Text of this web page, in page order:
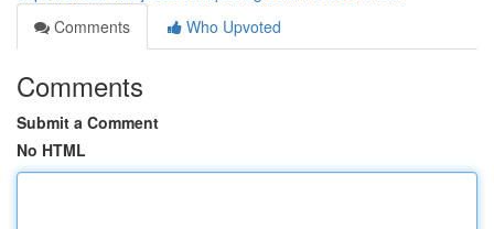
Comments
Who Upvoted
Comments
Submit a Comment
No HTML